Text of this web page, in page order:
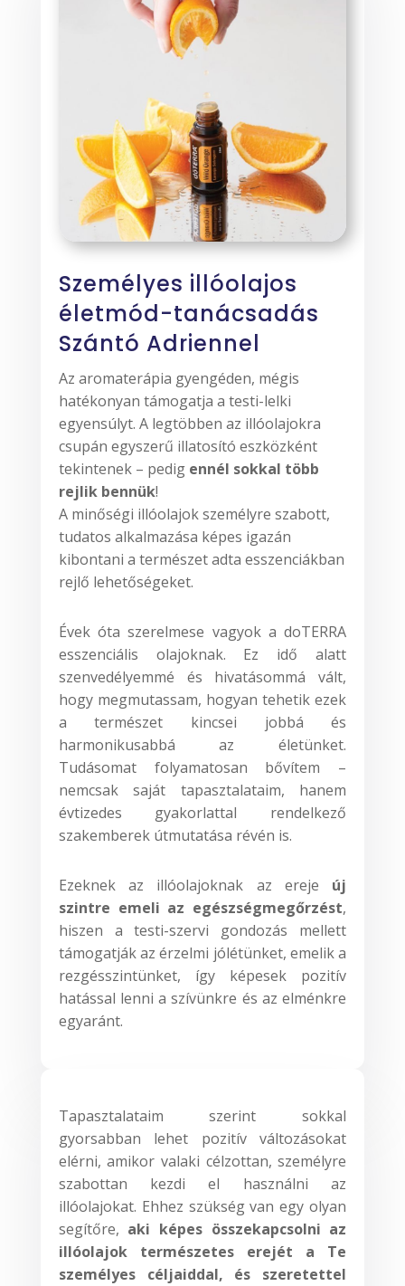
Személyes illóolajos
életmód-tanácsadás
Szántó Adriennel
Az aromaterápia gyengéden, mégis
hatékonyan támogatja a testi-lelki
egyensúlyt. A legtöbben az illóolajokra
csupán egyszerű illatosító eszközként
tekintenek – pedig ennél sokkal több
rejlik bennük!
A minőségi illóolajok személyre szabott,
tudatos alkalmazása képes igazán
kibontani a természet adta esszenciákban
rejlő lehetőségeket.
Évek óta szerelmese vagyok a doTERRA
esszenciális olajoknak. Ez idő alatt
szenvedélyemmé és hivatásommá vált,
hogy megmutassam, hogyan tehetik ezek
a természet kincsei jobbá és
harmonikusabbá az életünket.
Tudásomat folyamatosan bővítem –
nemcsak saját tapasztalataim, hanem
évtizedes gyakorlattal rendelkező
szakemberek útmutatása révén is.
Ezeknek az illóolajoknak az ereje új
szintre emeli az egészségmegőrzést,
hiszen a testi-szervi gondozás mellett
támogatják az érzelmi jólétünket, emelik a
rezgésszintünket, így képesek pozitív
hatással lenni a szívünkre és az elménkre
egyaránt.
Tapasztalataim szerint sokkal
gyorsabban lehet pozitív változásokat
elérni, amikor valaki célzottan, személyre
szabottan kezdi el használni az
illóolajokat. Ehhez szükség van egy olyan
segítőre, aki képes összekapcsolni az
illóolajok természetes erejét a Te
személyes céljaiddal, és szeretettel